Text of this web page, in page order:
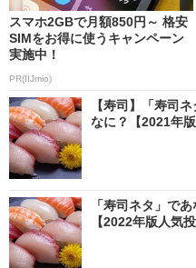
スマホ2GBで月額850円～ 格安
SIMをお得に使うキャンペーン
実施中！
PR(IIJmio)
【寿司】「寿司
なに？【2021年
「寿司ネタ」で
【2022年版人気